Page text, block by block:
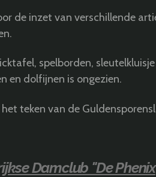
de inzet van verschillende
spelborden,
en dolfijnen is ongezien.
teken van de
Damclub "De Phenix